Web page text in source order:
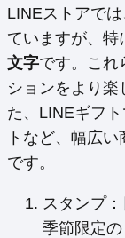
LINEストアで
ていますが、特
文字です。これ
ションをより楽
た、LINEギフ
トなど、幅広
です。
スタンプ
季節限定の